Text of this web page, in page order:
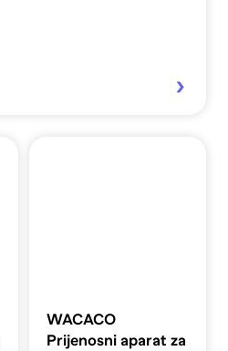
WACACO
Prijenosni aparat za